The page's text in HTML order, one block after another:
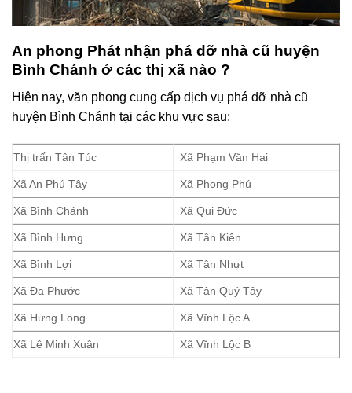
An phong Phát nhận phá dỡ nhà cũ huyện
Bình Chánh ở các thị xã nào ?
Hiện nay, văn phong cung cấp dịch vụ phá dỡ nhà cũ
huyện Bình Chánh tại các khu vực sau:
Thị trấn Tân Túc Xã Phạm Văn Hai
Xã An Phú Tây Xã Phong Phú
Xã Bình Chánh Xã Qui Đức
Xã Bình Hưng Xã Tân Kiên
Xã Bình Lợi Xã Tân Nhựt
Xã Đa Phước Xã Tân Quý Tây
Xã Hưng Long Xã Vĩnh Lộc A
Xã Lê Minh Xuân Xã Vĩnh Lộc B